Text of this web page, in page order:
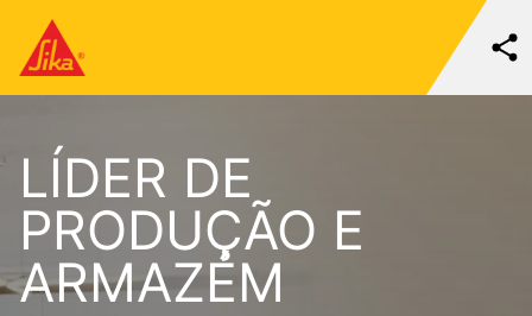
LÍDER DE
PRODUÇÃO E
ARMAZÉM